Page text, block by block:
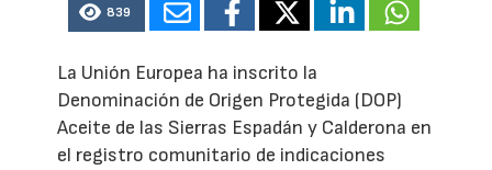
839
La Unión Europea ha inscrito la
Denominación de Origen Protegida (DOP)
Aceite de las Sierras Espadán y Calderona en
el registro comunitario de indicaciones